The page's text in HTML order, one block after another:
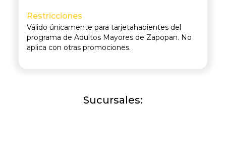
Restricciones
Válido únicamente para tarjetahabientes del
programa de Adultos Mayores de Zapopan. No
aplica con otras promociones.
Sucursales: